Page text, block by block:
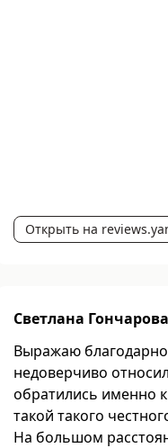
Открыть на
Светлана Гончарова
Выражаю
недоверчиво
обратились именно
такой такого
На большом